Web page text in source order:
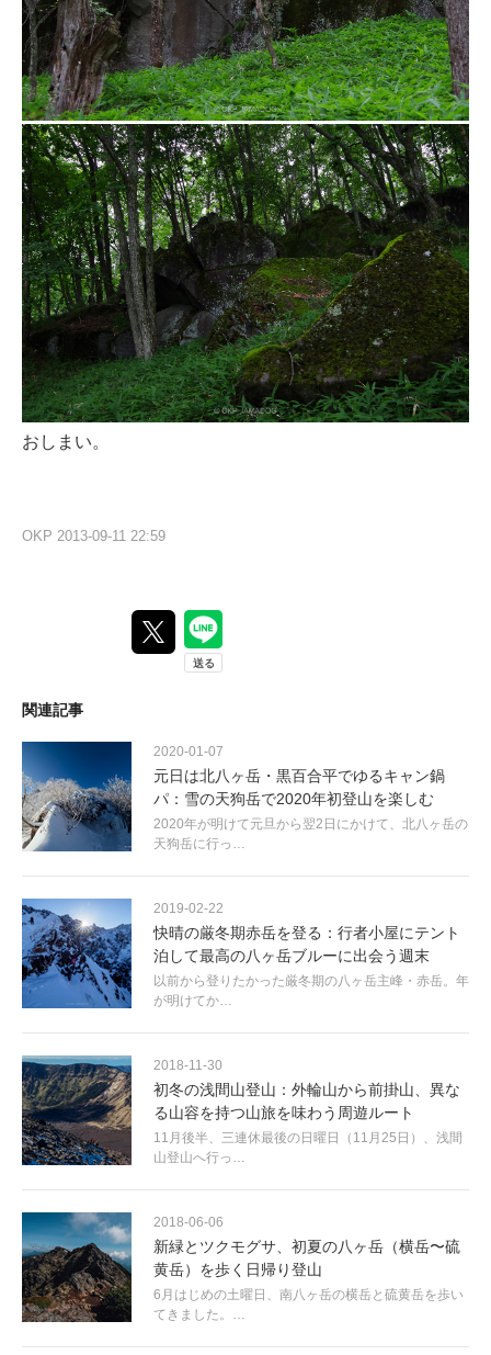
おしまい。
OKP 2013-09-11 22:59
関連記事
2020-01-07
元日は北八ヶ岳・黒百合平でゆるキャン鍋
パ：雪の天狗岳で2020年初登山を楽しむ
2020年が明けて元旦から翌2日にかけて、北八ヶ岳の
天狗岳に行っ…
2019-02-22
快晴の厳冬期赤岳を登る：行者小屋にテント
泊して最高の八ヶ岳ブルーに出会う週末
以前から登りたかった厳冬期の八ヶ岳主峰・赤岳。年
が明けてか…
2018-11-30
初冬の浅間山登山：外輪山から前掛山、異な
る山容を持つ山旅を味わう周遊ルート
11月後半、三連休最後の日曜日（11月25日）、浅間
山登山へ行っ…
2018-06-06
新緑とツクモグサ、初夏の八ヶ岳（横岳〜硫
黄岳）を歩く日帰り登山
6月はじめの土曜日、南八ヶ岳の横岳と硫黄岳を歩い
てきました。…